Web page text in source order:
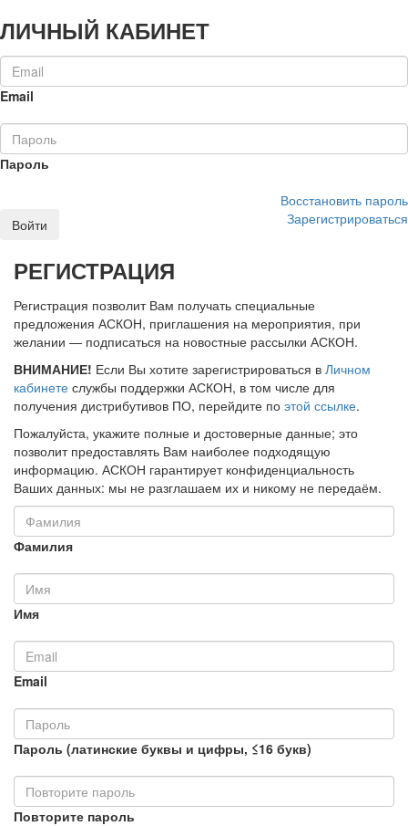
ЛИЧНЫЙ КАБИНЕТ
Email
Пароль
Восстановить пароль
Войти
Зарегистрироваться
РЕГИСТРАЦИЯ
Регистрация позволит Вам получать специальные
предложения АСКОН, приглашения на мероприятия, при
желании — подписаться на новостные рассылки АСКОН.
ВНИМАНИЕ! Если Вы хотите зарегистрироваться в Личном
кабинете службы поддержки АСКОН, в том числе для
получения дистрибутивов ПО, перейдите по этой ссылке.
Пожалуйста, укажите полные и достоверные данные; это
позволит предоставлять Вам наиболее подходящую
информацию. АСКОН гарантирует конфиденциальность
Ваших данных: мы не разглашаем их и никому не передаём.
Фамилия
Имя
Email
Пароль (латинские буквы и цифры, ≤16 букв)
Повторите пароль